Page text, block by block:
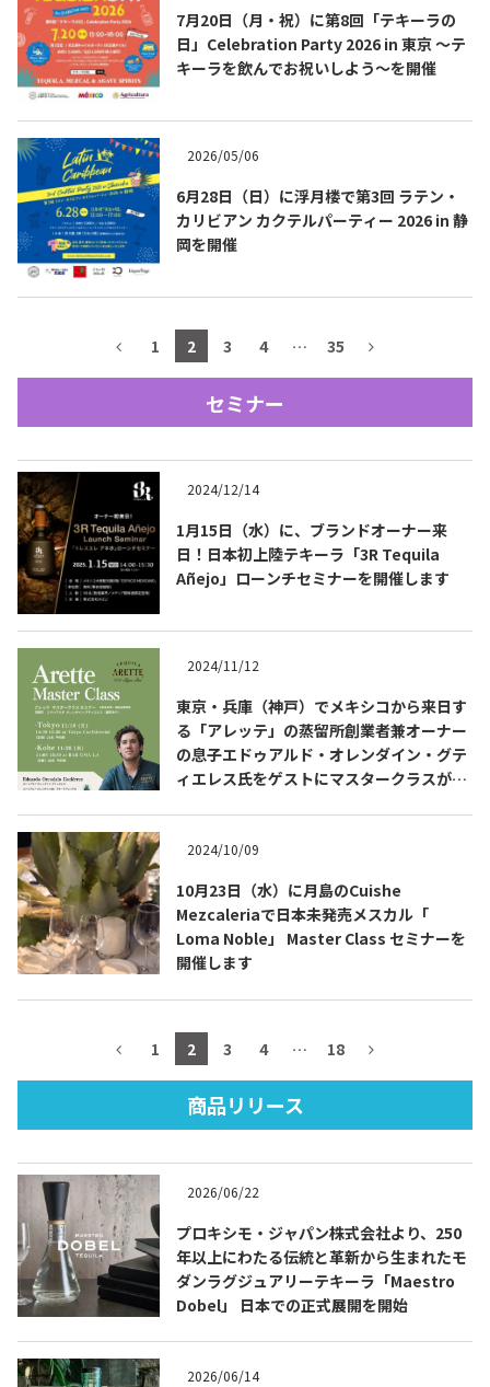
メキシコ料理 Cuisines of Mexico
メキシコ旅行
メキシコの記念日
トピックス一覧
お問合せ テキーラ・メスカルが飲める
バー＆レストラン
Bar & Restaurant
Tequila Journal SNS 在日メキシコ大使館 SNS
テキーラとは
テキーラマーケット
メキシコ料理
メキシコの記念日 トピックス
イベント一覧
テキーラ・メスカルが 飲めるバー
＆レストラン
7月20日（月・祝）に第8回「テキーラの
日」Celebration Party 2026 in 東京 ～テ
キーラを飲んでお祝いしよう～を開催
2026/05/06
6月28日（日）に浮月楼で第3回 ラテン・
カリビアン カクテルパーティー 2026 in 静
岡を開催
1 2 3 4 … 35
セミナー
2024/12/14
1月15日（水）に、ブランドオーナー来
日！日本初上陸テキーラ「3R Tequila
Añejo」ローンチセミナーを開催します
2024/11/12
東京・兵庫（神戸）でメキシコから来日す
る「アレッテ」の蒸留所創業者兼オーナー
の息子エドゥアルド・オレンダイン・グテ
ィエレス氏をゲストにマスタークラスが開
2024/10/09
10月23日（水）に月島のCuishe
Mezcaleriaで日本未発売メスカル「
Loma Noble」 Master Class セミナーを
開催します
1 2 3 4 … 18
商品リリース
2026/06/22
プロキシモ・ジャパン株式会社より、250
年以上にわたる伝統と革新から生まれたモ
ダンラグジュアリーテキーラ「Maestro
Dobel」 日本での正式展開を開始
2026/06/14